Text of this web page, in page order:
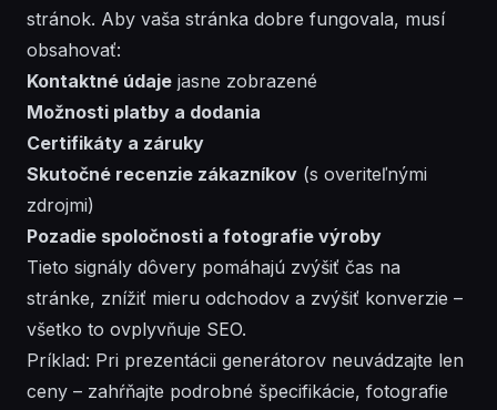
stránok. Aby vaša stránka dobre fungovala, musí
obsahovať:
Kontaktné údaje jasne zobrazené
Možnosti platby a dodania
Certifikáty a záruky
Skutočné recenzie zákazníkov (s overiteľnými
zdrojmi)
Pozadie spoločnosti a fotografie výroby
Tieto signály dôvery pomáhajú zvýšiť čas na
stránke, znížiť mieru odchodov a zvýšiť konverzie –
všetko to ovplyvňuje SEO.
Príklad: Pri prezentácii generátorov neuvádzajte len
ceny – zahŕňajte podrobné špecifikácie, fotografie